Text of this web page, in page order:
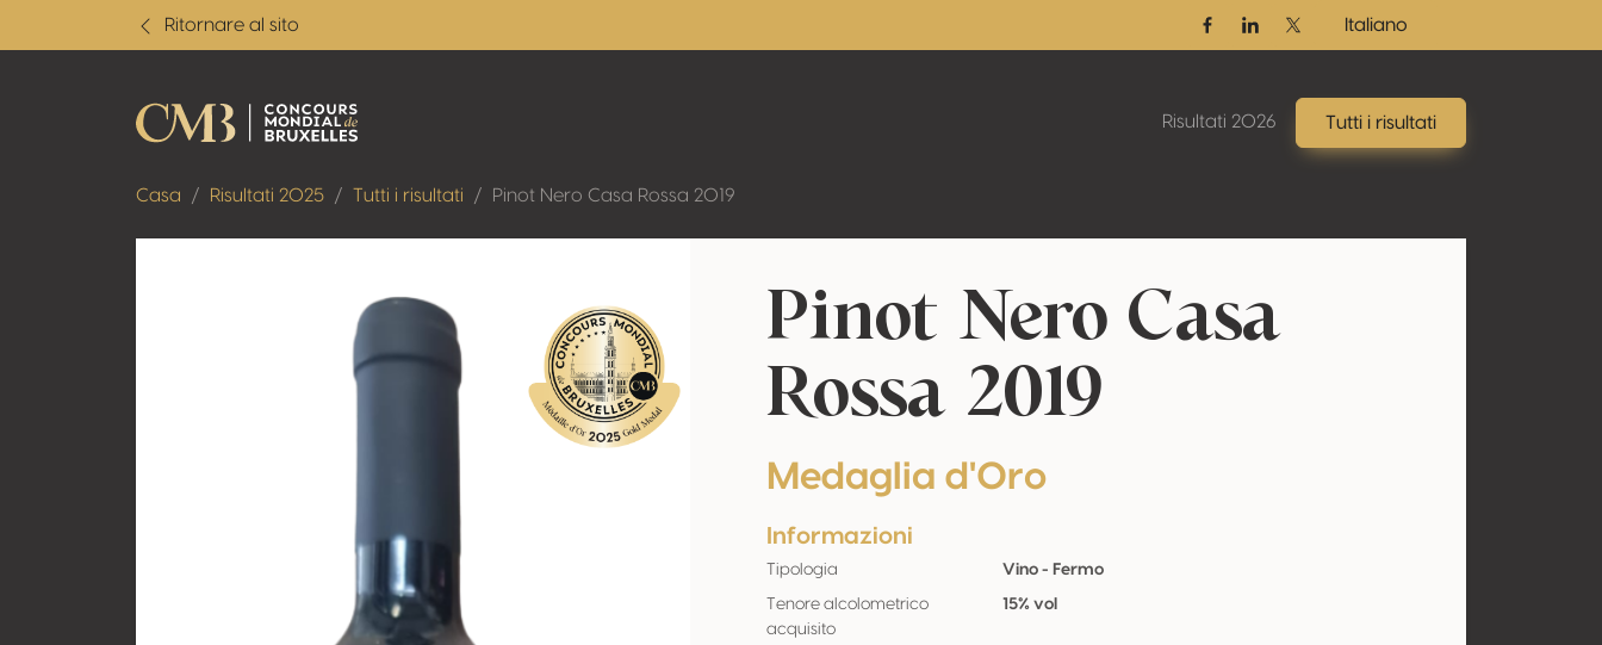
Ritornare al sito
FacebookLinkedinTwitter / X
Italiano
Risultati 2026 Tutti i risultati
Casa Risultati 2025 Tutti i risultati Pinot Nero Casa Rossa 2019
Pinot Nero Casa
Rossa 2019
Medaglia d'Oro
Informazioni
Tipologia Vino - Fermo
Tenore alcolometrico
acquisito
15% vol